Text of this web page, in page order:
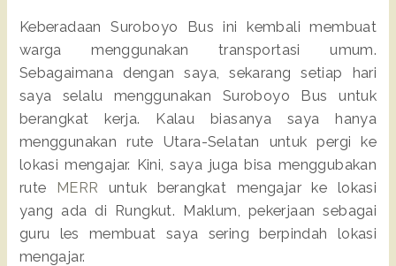
Keberadaan Suroboyo Bus ini kembali membuat
warga menggunakan transportasi umum.
Sebagaimana dengan saya, sekarang setiap hari
saya selalu menggunakan Suroboyo Bus untuk
berangkat kerja. Kalau biasanya saya hanya
menggunakan rute Utara-Selatan untuk pergi ke
lokasi mengajar. Kini, saya juga bisa menggubakan
rute MERR untuk berangkat mengajar ke lokasi
yang ada di Rungkut. Maklum, pekerjaan sebagai
guru les membuat saya sering berpindah lokasi
mengajar.